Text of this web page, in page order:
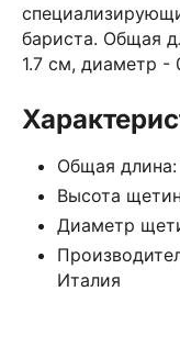
бариста. Общая
1.7 см, диаметр -
Общая
Высота
Диаметр
Италия